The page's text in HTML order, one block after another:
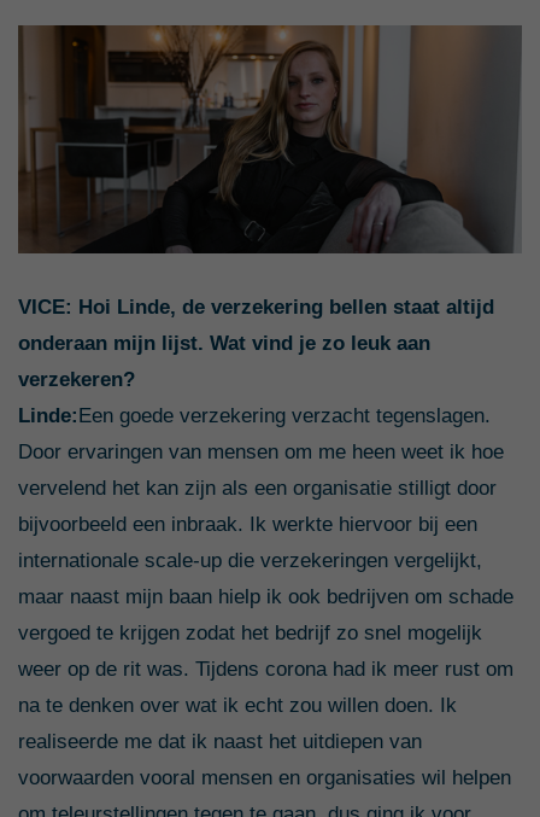
VICE: Hoi Linde, de verzekering bellen staat altijd
onderaan mijn lijst. Wat vind je zo leuk aan
verzekeren?
Linde:Een goede verzekering verzacht tegenslagen.
Door ervaringen van mensen om me heen weet ik hoe
vervelend het kan zijn als een organisatie stilligt door
bijvoorbeeld een inbraak. Ik werkte hiervoor bij een
internationale scale-up die verzekeringen vergelijkt,
maar naast mijn baan hielp ik ook bedrijven om schade
vergoed te krijgen zodat het bedrijf zo snel mogelijk
weer op de rit was. Tijdens corona had ik meer rust om
na te denken over wat ik echt zou willen doen. Ik
realiseerde me dat ik naast het uitdiepen van
voorwaarden vooral mensen en organisaties wil helpen